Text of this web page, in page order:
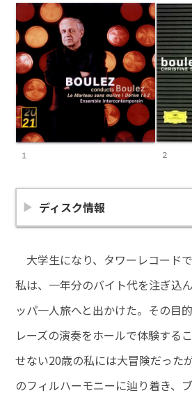
１ ２
ディスク情報
大学生になり、タワーレコード
私は、一年分のバイト代を注ぎ込
ッパ一人旅へと出かけた。その目
レーズの演奏をホールで体験する
せない20歳の私には大冒険だった
のフィルハーモニーに辿り着き、